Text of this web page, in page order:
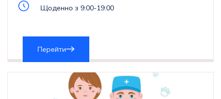
Щоденно з 9:00-19:00
Перейти